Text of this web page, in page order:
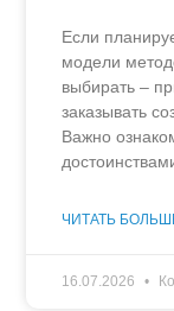
Если
модели
выбирать –
заказывать
Важно
ЧИТАТЬ
16.07.2026